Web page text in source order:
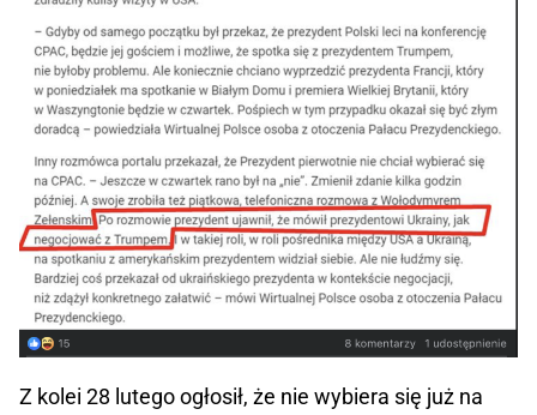
Z kolei 28 lutego ogłosił, że nie wybiera się już na